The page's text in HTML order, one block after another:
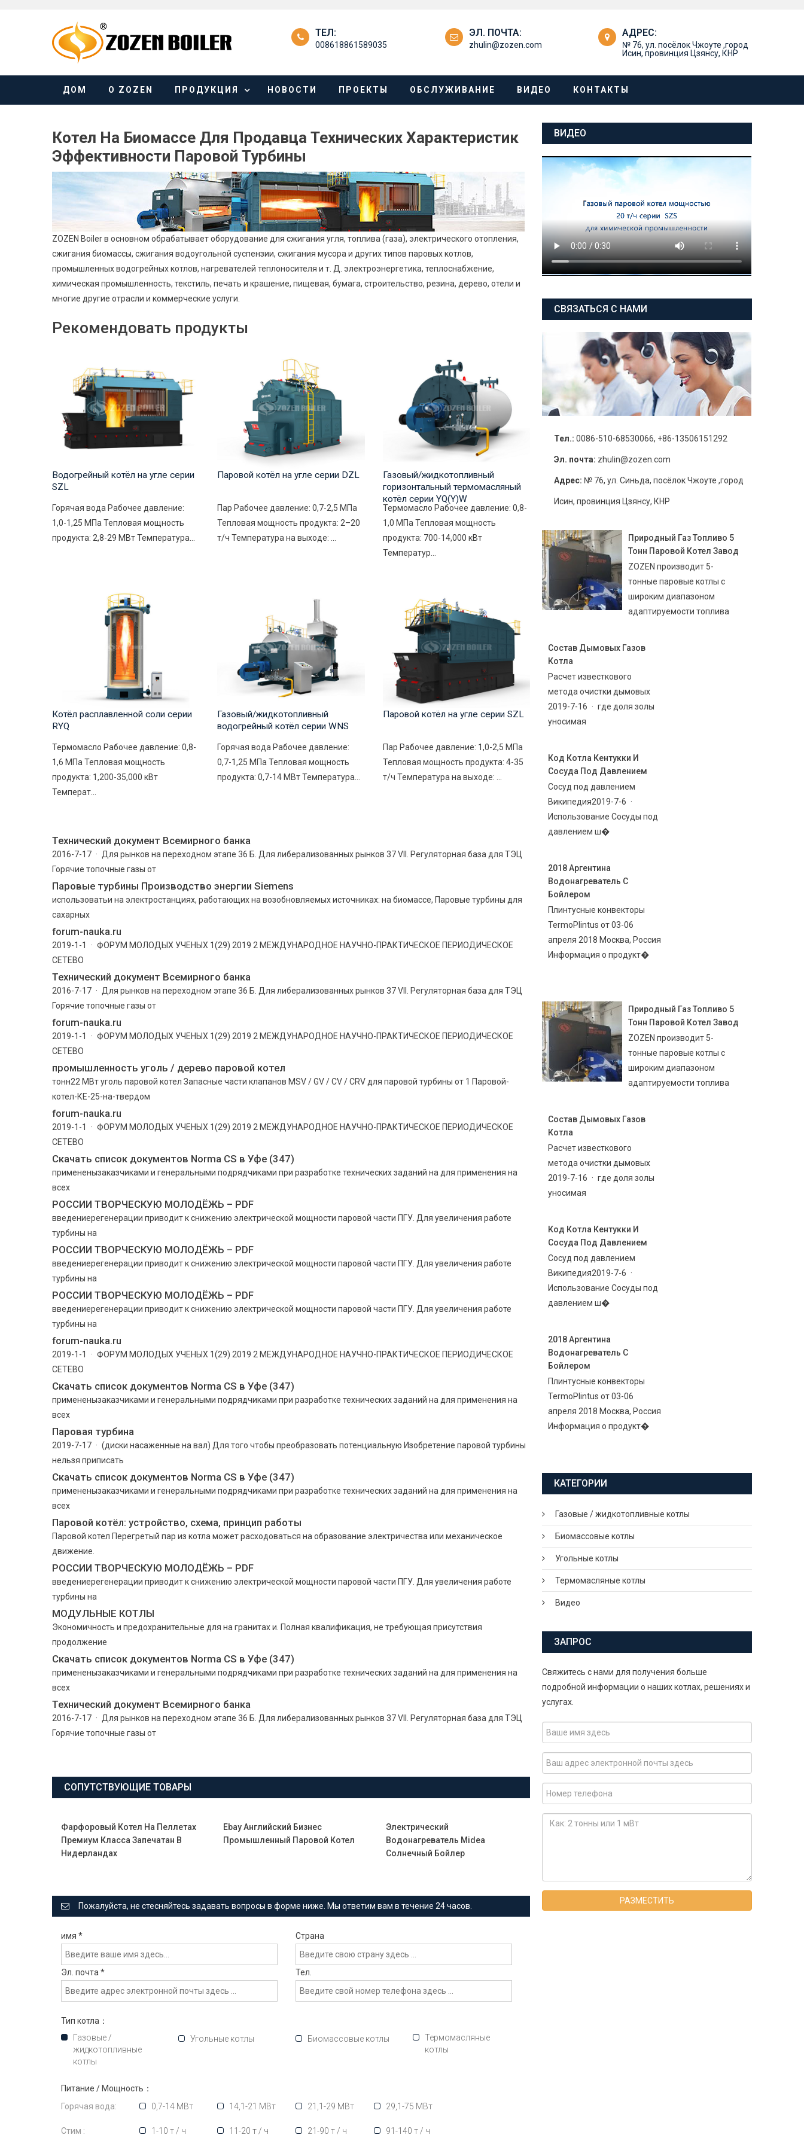
ТЕЛ:
008618861589035
ЭЛ. ПОЧТА:
zhulin@zozen.com
АДРЕС:
№ 76, ул. посёлок Чжоуте ,город
Исин, провинция Цзянсу, КНР
ДОМ О ZOZEN ПРОДУКЦИЯ НОВОСТИ ПРОЕКТЫ ОБСЛУЖИВАНИЕ ВИДЕО КОНТАКТЫ
Котел На Биомассе Для Продавца Технических Характеристик
Эффективности Паровой Турбины
ZOZEN Boiler в основном обрабатывает оборудование для сжигания угля, топлива (газа), электрического отопления,
сжигания биомассы, сжигания водоугольной суспензии, сжигания мусора и других типов паровых котлов,
промышленных водогрейных котлов, нагревателей теплоносителя и т. Д. электроэнергетика, теплоснабжение,
химическая промышленность, текстиль, печать и крашение, пищевая, бумага, строительство, резина, дерево, отели и
многие другие отрасли и коммерческие услуги.
Рекомендовать продукты
Водогрейный котёл на угле серии
SZL
Горячая вода Рабочее давление:
1,0-1,25 МПа Тепловая мощность
продукта: 2,8-29 МВт Температура...
Паровой котёл на угле серии DZL
Пар Рабочее давление: 0,7-2,5 МПа
Тепловая мощность продукта: 2–20
т/ч Температура на выходе: ...
Газовый/жидкотопливный
горизонтальный термомасляный
котёл серии YQ(Y)W
Термомасло Рабочее давление: 0,8-
1,0 МПа Тепловая мощность
продукта: 700-14,000 кВт
Температур...
Котёл расплавленной соли серии
RYQ
Термомасло Рабочее давление: 0,8-
1,6 МПа Тепловая мощность
продукта: 1,200-35,000 кВт
Температ...
Газовый/жидкотопливный
водогрейный котёл серии WNS
Горячая вода Рабочее давление:
0,7-1,25 МПа Тепловая мощность
продукта: 0,7-14 МВт Температура...
Паровой котёл на угле серии SZL
Пар Рабочее давление: 1,0-2,5 МПа
Тепловая мощность продукта: 4-35
т/ч Температура на выходе: ...
Технический документ Всемирного банка
2016-7-17 · Для рынков на переходном этапе 36 Б. Для либерализованных рынков 37 VII. Регуляторная база для ТЭЦ
Горячие топочные газы от
Паровые турбины Производство энергии Siemens
использоватьи на электростанциях, работающих на возобновляемых источниках: на биомассе, Паровые турбины для
сахарных
forum-nauka.ru
2019-1-1 · ФОРУМ МОЛОДЫХ УЧЕНЫХ 1(29) 2019 2 МЕЖДУНАРОДНОЕ НАУЧНО-ПРАКТИЧЕСКОЕ ПЕРИОДИЧЕСКОЕ
СЕТЕВО
Технический документ Всемирного банка
2016-7-17 · Для рынков на переходном этапе 36 Б. Для либерализованных рынков 37 VII. Регуляторная база для ТЭЦ
Горячие топочные газы от
forum-nauka.ru
2019-1-1 · ФОРУМ МОЛОДЫХ УЧЕНЫХ 1(29) 2019 2 МЕЖДУНАРОДНОЕ НАУЧНО-ПРАКТИЧЕСКОЕ ПЕРИОДИЧЕСКОЕ
СЕТЕВО
промышленность уголь / дерево паровой котел
тонн22 МВт уголь паровой котел Запасные части клапанов MSV / GV / CV / CRV для паровой турбины от 1 Паровой-
котел-КЕ-25-на-твердом
forum-nauka.ru
2019-1-1 · ФОРУМ МОЛОДЫХ УЧЕНЫХ 1(29) 2019 2 МЕЖДУНАРОДНОЕ НАУЧНО-ПРАКТИЧЕСКОЕ ПЕРИОДИЧЕСКОЕ
СЕТЕВО
Скачать список документов Norma CS в Уфе (347)
примененызаказчиками и генеральными подрядчиками при разработке технических заданий на для применения на
всех
РОССИИ ТВОРЧЕСКУЮ МОЛОДЁЖЬ – PDF
введениерегенерации приводит к снижению электрической мощности паровой части ПГУ. Для увеличения работе
турбины на
РОССИИ ТВОРЧЕСКУЮ МОЛОДЁЖЬ – PDF
введениерегенерации приводит к снижению электрической мощности паровой части ПГУ. Для увеличения работе
турбины на
РОССИИ ТВОРЧЕСКУЮ МОЛОДЁЖЬ – PDF
введениерегенерации приводит к снижению электрической мощности паровой части ПГУ. Для увеличения работе
турбины на
forum-nauka.ru
2019-1-1 · ФОРУМ МОЛОДЫХ УЧЕНЫХ 1(29) 2019 2 МЕЖДУНАРОДНОЕ НАУЧНО-ПРАКТИЧЕСКОЕ ПЕРИОДИЧЕСКОЕ
СЕТЕВО
Скачать список документов Norma CS в Уфе (347)
примененызаказчиками и генеральными подрядчиками при разработке технических заданий на для применения на
всех
Паровая турбина
2019-7-17 · (диски насаженные на вал) Для того чтобы преобразовать потенциальную Изобретение паровой турбины
нельзя приписать
Скачать список документов Norma CS в Уфе (347)
примененызаказчиками и генеральными подрядчиками при разработке технических заданий на для применения на
всех
Паровой котёл: устройство, схема, принцип работы
Паровой котел Перегретый пар из котла может расходоваться на образование электричества или механическое
движение.
РОССИИ ТВОРЧЕСКУЮ МОЛОДЁЖЬ – PDF
введениерегенерации приводит к снижению электрической мощности паровой части ПГУ. Для увеличения работе
турбины на
МОДУЛЬНЫЕ КОТЛЫ
Экономичность и предохранительные для на гранитах и. Полная квалификация, не требующая присутствия
продолжение
Скачать список документов Norma CS в Уфе (347)
примененызаказчиками и генеральными подрядчиками при разработке технических заданий на для применения на
всех
Технический документ Всемирного банка
2016-7-17 · Для рынков на переходном этапе 36 Б. Для либерализованных рынков 37 VII. Регуляторная база для ТЭЦ
Горячие топочные газы от
СОПУТСТВУЮЩИЕ ТОВАРЫ
Фарфоровый Котел На Пеллетах
Премиум Класса Запечатан В
Нидерландах
Ebay Английский Бизнес
Промышленный Паровой Котел
Электрический
Водонагреватель Midea
Солнечный Бойлер
Пожалуйста, не стесняйтесь задавать вопросы в форме ниже. Мы ответим вам в течение 24 часов.
имя * Страна
Эл. почта * Тел.
Тип котла：
Газовые /
жидкотопливные
котлы
Угольные котлы Биомассовые котлы
Термомасляные
котлы
Питание / Мощность：
Горячая вода:
0,7-14 МВт 14,1-21 МВт 21,1-29 МВт 29,1-75 МВт
Стим : 1-10 т / ч 11-20 т / ч 21-90 т / ч 91-140 т / ч
ВИДЕО
СВЯЗАТЬСЯ С НАМИ
Тел.: 0086-510-68530066, +86-13506151292
Эл. почта: zhulin@zozen.com
Адрес: № 76, ул. Синьда, посёлок Чжоуте ,город
Исин, провинция Цзянсу, КНР
Природный Газ Топливо 5
Тонн Паровой Котел Завод
ZOZEN производит 5-
тонные паровые котлы с
широким диапазоном
адаптируемости топлива
Состав Дымовых Газов
Котла
Расчет известкового
метода очистки дымовых
2019-7-16 · где доля золы
уносимая
Код Котла Кентукки И
Сосуда Под Давлением
Сосуд под давлением
Википедия2019-7-6 ·
Использование Сосуды под
давлением ш�
2018 Аргентина
Водонагреватель С
Бойлером
Плинтусные конвекторы
TermoPlintus от 03-06
апреля 2018 Москва, Россия
Информация о продукт�
Природный Газ Топливо 5
Тонн Паровой Котел Завод
ZOZEN производит 5-
тонные паровые котлы с
широким диапазоном
адаптируемости топлива
Состав Дымовых Газов
Котла
Расчет известкового
метода очистки дымовых
2019-7-16 · где доля золы
уносимая
Код Котла Кентукки И
Сосуда Под Давлением
Сосуд под давлением
Википедия2019-7-6 ·
Использование Сосуды под
давлением ш�
2018 Аргентина
Водонагреватель С
Бойлером
Плинтусные конвекторы
TermoPlintus от 03-06
апреля 2018 Москва, Россия
Информация о продукт�
КАТЕГОРИИ
Газовые / жидкотопливные котлы
Биомассовые котлы
Угольные котлы
Термомасляные котлы
Видео
ЗАПРОС
Свяжитесь с нами для получения больше
подробной информации о наших котлах, решениях и
услугах.
РАЗМЕСТИТЬ